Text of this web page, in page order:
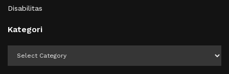
Disabilitas
Kategori